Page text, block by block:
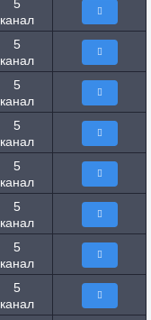
5
канал
5
канал
5
канал
5
канал
5
канал
5
канал
5
канал
5
канал